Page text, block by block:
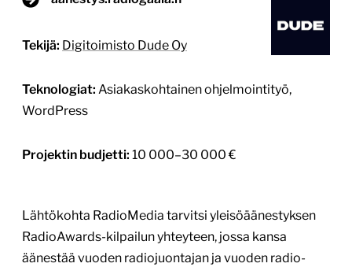
Tekijä: Digitoimisto Dude Oy
Teknologiat: Asiakaskohtainen ohjelmointityö,
WordPress
Projektin budjetti: 10 000–30 000 €
Lähtökohta RadioMedia tarvitsi yleisöäänestyksen
RadioAwards-kilpailun yhteyteen, jossa kansa
äänestää vuoden radiojuontajan ja vuoden radio-